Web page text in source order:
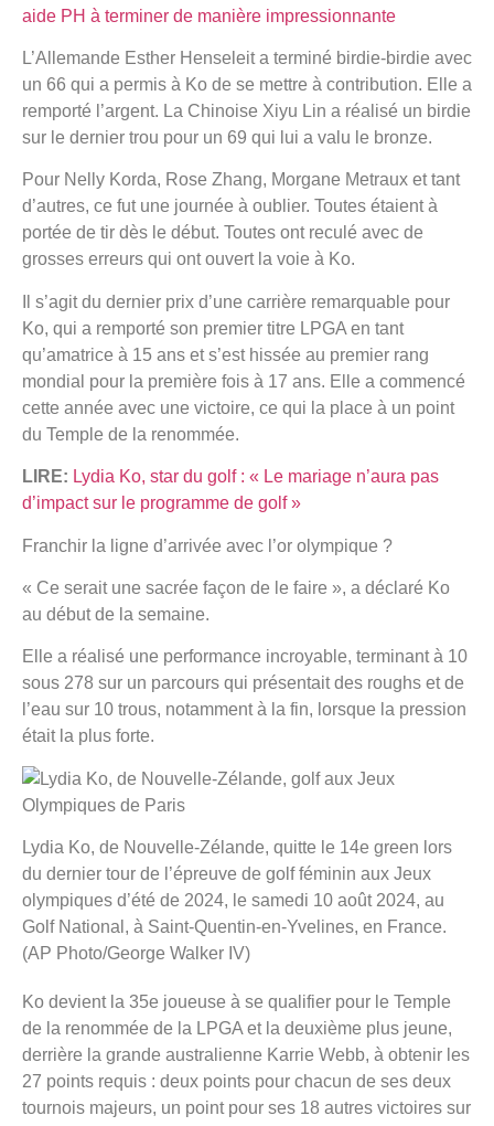
aide PH à terminer de manière impressionnante
L’Allemande Esther Henseleit a terminé birdie-birdie avec
un 66 qui a permis à Ko de se mettre à contribution. Elle a
remporté l’argent. La Chinoise Xiyu Lin a réalisé un birdie
sur le dernier trou pour un 69 qui lui a valu le bronze.
Pour Nelly Korda, Rose Zhang, Morgane Metraux et tant
d’autres, ce fut une journée à oublier. Toutes étaient à
portée de tir dès le début. Toutes ont reculé avec de
grosses erreurs qui ont ouvert la voie à Ko.
Il s’agit du dernier prix d’une carrière remarquable pour
Ko, qui a remporté son premier titre LPGA en tant
qu’amatrice à 15 ans et s’est hissée au premier rang
mondial pour la première fois à 17 ans. Elle a commencé
cette année avec une victoire, ce qui la place à un point
du Temple de la renommée.
LIRE: Lydia Ko, star du golf : « Le mariage n’aura pas
d’impact sur le programme de golf »
Franchir la ligne d’arrivée avec l’or olympique ?
« Ce serait une sacrée façon de le faire », a déclaré Ko
au début de la semaine.
Elle a réalisé une performance incroyable, terminant à 10
sous 278 sur un parcours qui présentait des roughs et de
l’eau sur 10 trous, notamment à la fin, lorsque la pression
était la plus forte.
Lydia Ko, de Nouvelle-Zélande, quitte le 14e green lors
du dernier tour de l’épreuve de golf féminin aux Jeux
olympiques d’été de 2024, le samedi 10 août 2024, au
Golf National, à Saint-Quentin-en-Yvelines, en France.
(AP Photo/George Walker IV)
Ko devient la 35e joueuse à se qualifier pour le Temple
de la renommée de la LPGA et la deuxième plus jeune,
derrière la grande australienne Karrie Webb, à obtenir les
27 points requis : deux points pour chacun de ses deux
tournois majeurs, un point pour ses 18 autres victoires sur